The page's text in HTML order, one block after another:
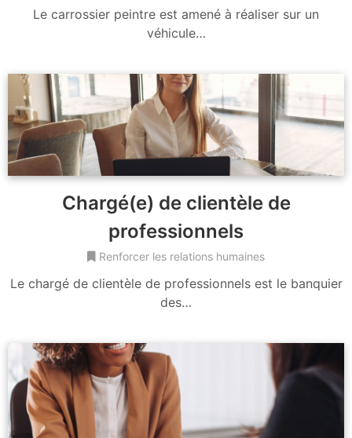
Le carrossier peintre est amené à réaliser sur un
véhicule…
Chargé(e) de clientèle de
professionnels
Renforcer les relations humaines
Le chargé de clientèle de professionnels est le banquier
des…